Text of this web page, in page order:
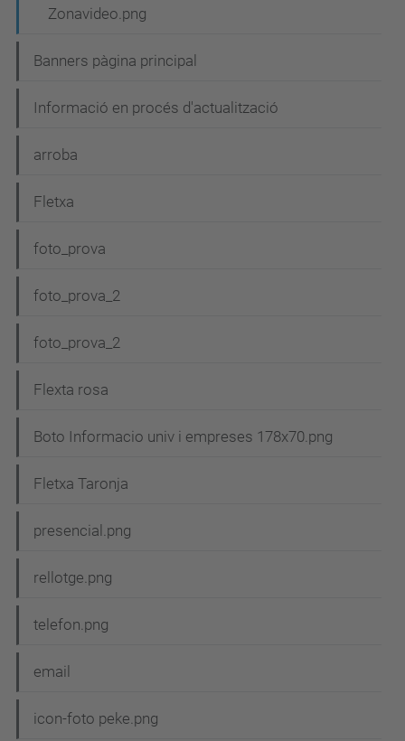
Zonavideo.png
Banners pàgina principal
Informació en procés d'actualització
arroba
Fletxa
foto_prova
foto_prova_2
foto_prova_2
Flexta rosa
Boto Informacio univ i empreses 178x70.png
Fletxa Taronja
presencial.png
rellotge.png
telefon.png
email
icon-foto peke.png